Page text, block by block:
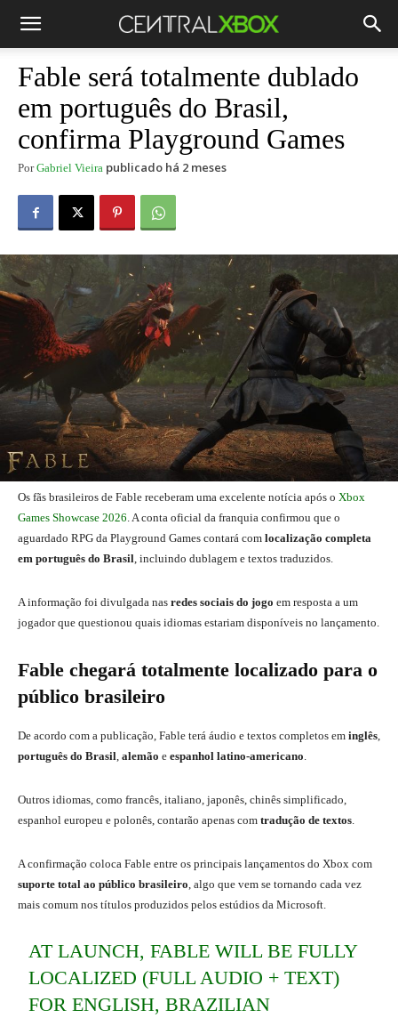
Fable será totalmente dublado
em português do Brasil,
confirma Playground Games
Por Gabriel Vieira publicado há 2 meses
Os fãs brasileiros de Fable receberam uma excelente notícia após o Xbox
Games Showcase 2026 . A conta oficial da franquia confirmou que o
aguardado RPG da Playground Games contará com localização completa
em português do Brasil , incluindo dublagem e textos traduzidos.
A informação foi divulgada nas redes sociais do jogo em resposta a um
jogador que questionou quais idiomas estariam disponíveis no lançamento.
Fable chegará totalmente localizado para o
público brasileiro
De acordo com a publicação, Fable terá áudio e textos completos em inglês
português do Brasil alemão e espanhol latino-americano
Outros idiomas, como francês, italiano, japonês, chinês simplificado,
espanhol europeu e polonês, contarão apenas com tradução de textos
A confirmação coloca Fable entre os principais lançamentos do Xbox com
suporte total ao público brasileiro , algo que vem se tornando cada vez
mais comum nos títulos produzidos pelos estúdios da Microsoft.
AT LAUNCH, FABLE WILL BE FULLY
LOCALIZED (FULL AUDIO + TEXT)
FOR ENGLISH, BRAZILIAN